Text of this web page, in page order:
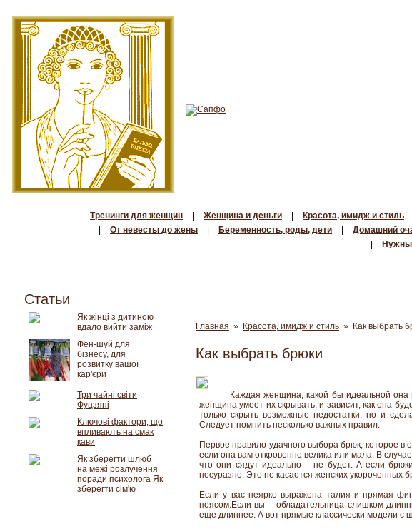
Тренинги для женщин Женщина и деньги Красота, имидж и стиль
От невесты до жены Беременность, роды, дети Домашний
Главная » Красота, имидж и стиль » Как выбрать
Как выбрать брюки
Каждая женщина, какой бы идеальной она
женщина умеет их скрывать, и зависит, как она
только скрыть возможные недостатки, но и
Следует помнить несколько важных правил.
Первое правило удачного выбора брюк, которое в
если она вам откровенно велика или мала. В
что они сядут идеально – не будет. А если
несуразно. Это не касается женских укороченных
Если у вас неярко выражена талия и прямая
поясом.Если вы – обладательница слишком
еще длиннее. А вот прямые классически модели
Статьи
Як жінці з дитиною
вдало вийти заміж
Фен-шуй для
бізнесу, для
розвитку вашої
кар'єри
Три чайні світи
Фуцзяні
Ключові фактори, що
впливають на смак
кави
Як зберегти шлюб
на межі розлучення
поради психолога Як
зберегти сім'ю